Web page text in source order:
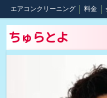
エアコンクリーニング 料金
ちゅらとよ